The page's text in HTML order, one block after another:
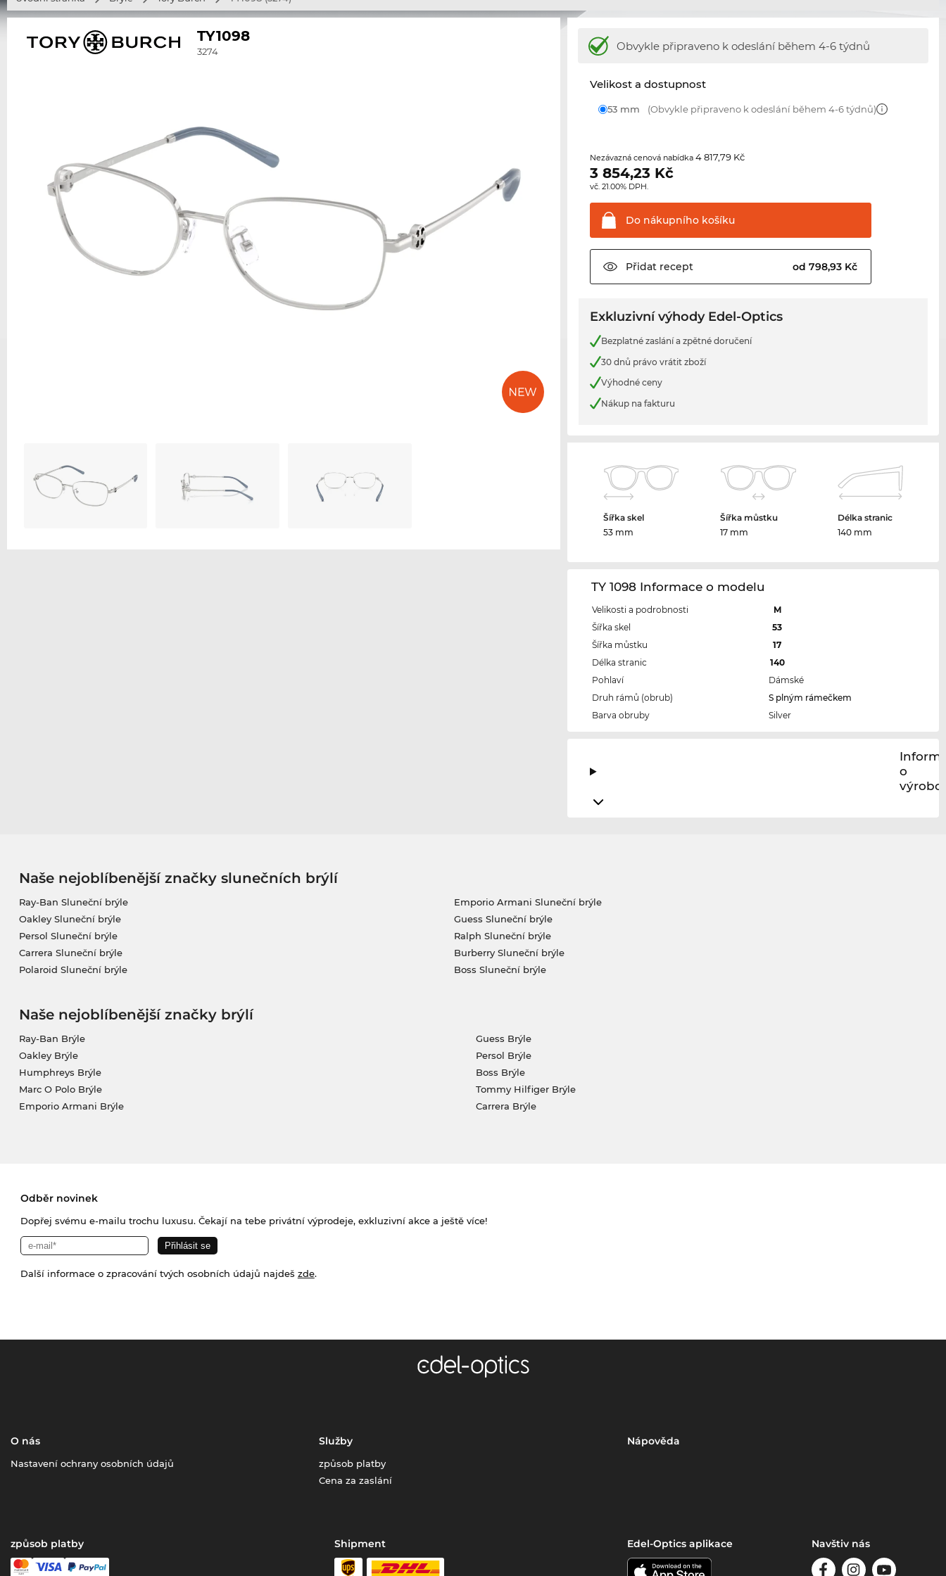
TY1098
3274 Obvykle připraveno k odeslání během 4-6 týdnů
Velikost a dostupnost
53 mm (Obvykle připraveno k odeslání během 4-6 týdnů)
Nezávazná cenová nabídka4 817,79 Kč
3 854,23 Kč
vč. 21.00% DPH.
Do nákupního košíku
Přidat recept od 798,93 Kč
Exkluzivní výhody Edel-Optics
Bezplatné zaslání a zpětné doručení
30 dnů právo vrátit zboží
Výhodné ceny
Nákup na fakturu
Šířka skel
53 mm
Šířka můstku
17 mm
Délka stranic
140 mm
TY 1098 Informace o modelu
Velikosti a podrobnosti
M
Šířka skel
53
Šířka můstku
17
Délka stranic
140
Pohlaví
Dámské
Druh rámů (obrub)
S plným rámečkem
Barva obruby
Silver
o
výrobci
Naše nejoblíbenější značky slunečních brýlí
Ray-Ban Sluneční brýle
Oakley Sluneční brýle
Persol Sluneční brýle
Carrera Sluneční brýle
Polaroid Sluneční brýle
Emporio Armani Sluneční brýle
Guess Sluneční brýle
Ralph Sluneční brýle
Burberry Sluneční brýle
Boss Sluneční brýle
Naše nejoblíbenější značky brýlí
Ray-Ban Brýle
Oakley Brýle
Humphreys Brýle
Marc O Polo Brýle
Emporio Armani Brýle
Guess Brýle
Persol Brýle
Boss Brýle
Tommy Hilfiger Brýle
Carrera Brýle
Odběr novinek
Dopřej svému e-mailu trochu luxusu. Čekají na tebe privátní výprodeje, exkluzivní akce a ještě více!
Další informace o zpracování tvých osobních údajů najdeš zde.
O nás
Nastavení ochrany osobních údajů
Služby
způsob platby
Cena za zaslání
Nápověda
způsob platby Shipment Edel-Optics aplikace Navštiv nás